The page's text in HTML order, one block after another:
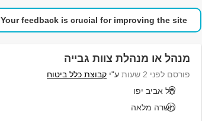
Your feedback is crucial for improving the site.
מנהל או מנהלת צוות גבייה
פורסם לפני 2 שעות ע"י קבוצת כלל ביטוח
תל אביב יפו
משרה מלאה